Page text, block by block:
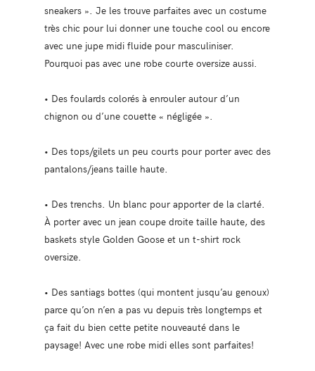
sneakers ». Je les trouve parfaites avec un costume
très chic pour lui donner une touche cool ou encore
avec une jupe midi fluide pour masculiniser.
Pourquoi pas avec une robe courte oversize aussi.
• Des foulards colorés à enrouler autour d’un
chignon ou d’une couette « négligée ».
• Des tops/gilets un peu courts pour porter avec des
pantalons/jeans taille haute.
• Des trenchs. Un blanc pour apporter de la clarté.
À porter avec un jean coupe droite taille haute, des
baskets style Golden Goose et un t-shirt rock
oversize.
• Des santiags bottes (qui montent jusqu’au genoux)
parce qu’on n’en a pas vu depuis très longtemps et
ça fait du bien cette petite nouveauté dans le
paysage! Avec une robe midi elles sont parfaites!